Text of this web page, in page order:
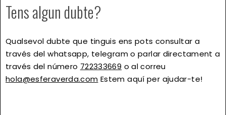
Tens algun dubte?
Qualsevol dubte que tinguis ens pots consultar a
través del whatsapp, telegram o parlar directament a
través del número 722333669 o al correu
hola@esferaverda.com Estem aquí per ajudar-te!